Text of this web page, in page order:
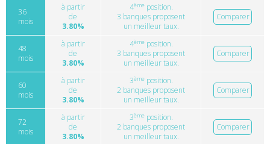
36
mois
à partir
de
3.80%
4èmeposition.
3 banques proposent
un meilleur taux.
Comparer
48
mois
à partir
de
3.80%
4èmeposition.
3 banques proposent
un meilleur taux.
Comparer
60
mois
à partir
de
3.80%
3èmeposition.
2 banques proposent
un meilleur taux.
Comparer
72
mois
à partir
de
3.80%
3èmeposition.
2 banques proposent
un meilleur taux.
Comparer